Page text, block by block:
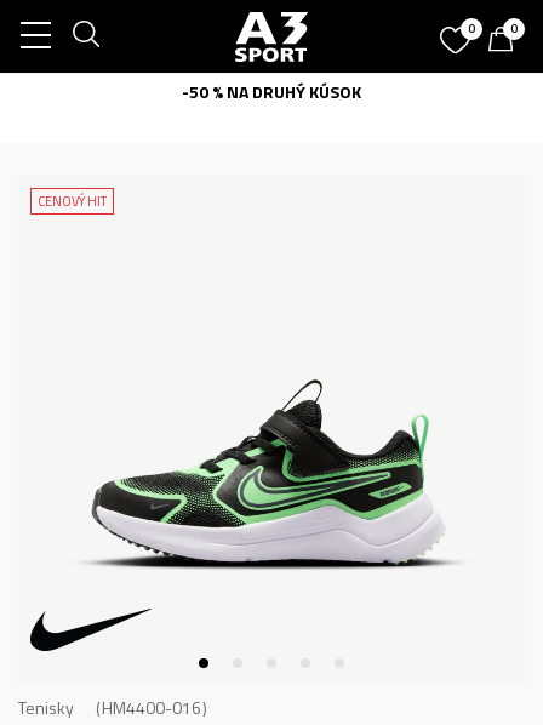
0 0
-50 % NA DRUHÝ KÚSOK
CENOVÝ HIT
Tenisky HM4400-016